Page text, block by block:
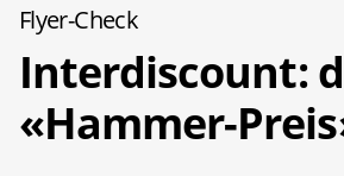
Flyer-Check
Interdiscount:
«Hammer-